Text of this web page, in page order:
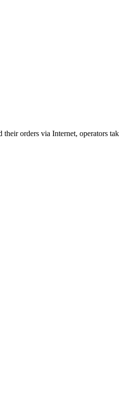
orders via Internet, operators